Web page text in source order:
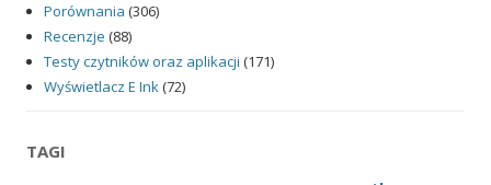
Porównania (306)
Recenzje (88)
Testy czytników oraz aplikacji (171)
Wyświetlacz E Ink(72)
TAGI